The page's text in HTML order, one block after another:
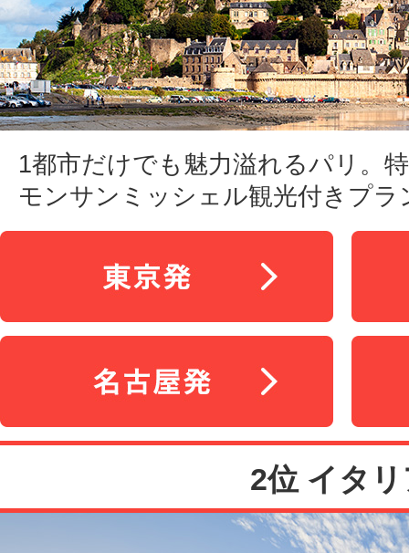
1都市だけでも魅力溢れるパリ。
モンサンミッシェル観光付きプラ
2位 イタ